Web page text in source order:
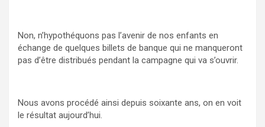
Non, n’hypothéquons pas l’avenir de nos enfants en
échange de quelques billets de banque qui ne manqueront
pas d’être distribués pendant la campagne qui va s’ouvrir.
Nous avons procédé ainsi depuis soixante ans, on en voit
le résultat aujourd’hui.